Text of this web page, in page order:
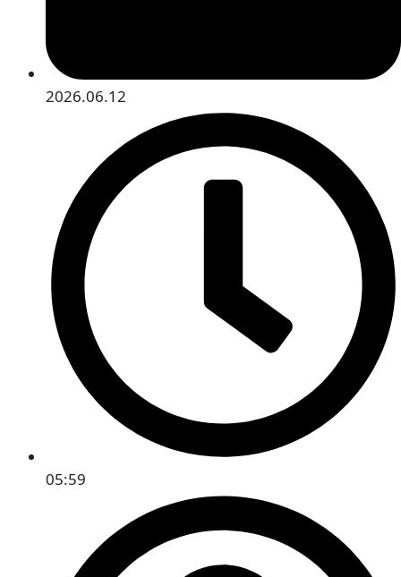
2026.06.12
05:59